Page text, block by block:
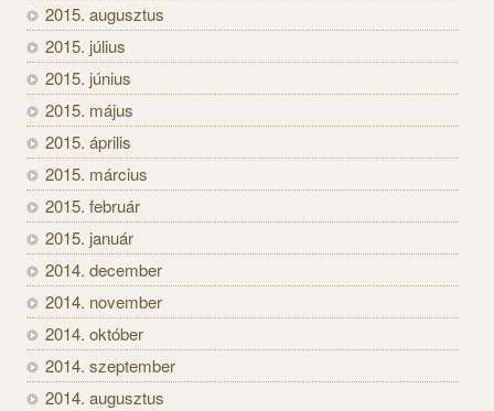
2015. augusztus
2015. július
2015. június
2015. május
2015. április
2015. március
2015. február
2015. január
2014. december
2014. november
2014. október
2014. szeptember
2014. augusztus